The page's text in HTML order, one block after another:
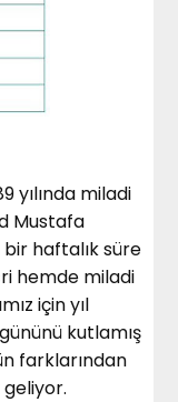
yılında miladi
Mustafa
haftalık süre
hemde miladi
için yıl
kutlamış
farklarından
geliyor.